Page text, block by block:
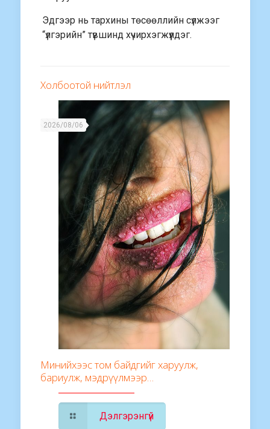
Эдгээр нь тархины төсөөллийн сүлжээг
“үлгэрийн” түвшинд хүчирхэгжүүлдэг.
Холбоотой нийтлэл
2026/08/06
Минийхээс том байдгийг харуулж,
бариулж, мэдрүүлмээр…
Дэлгэрэнгүй